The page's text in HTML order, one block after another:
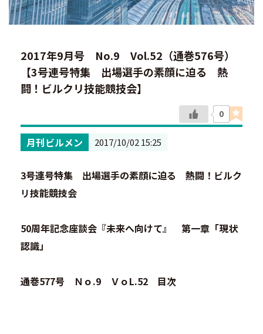
2017年9月号 No.9 Vol.52（通巻576号）
【3号連号特集 出場選手の素顔に迫る 熱
闘！ビルクリ技能競技会】
0
月刊ビルメン 2017/10/02 15:25
3号連号特集 出場選手の素顔に迫る 熱闘！ビルク
リ技能競技会
50周年記念座談会『未来へ向けて』 第一章「現状
認識」
通巻577号 Ｎｏ.9 ＶｏL.52 目次